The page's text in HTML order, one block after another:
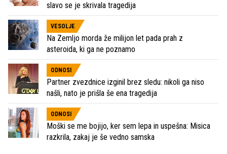
slavo se je skrivala tragedija
VESOLJE
Na Zemljo morda že milijon let pada prah z
asteroida, ki ga ne poznamo
ODNOSI
Partner zvezdnice izginil brez sledu: nikoli ga niso
našli, nato je prišla še ena tragedija
ODNOSI
Moški se me bojijo, ker sem lepa in uspešna: Misica
razkrila, zakaj je še vedno samska